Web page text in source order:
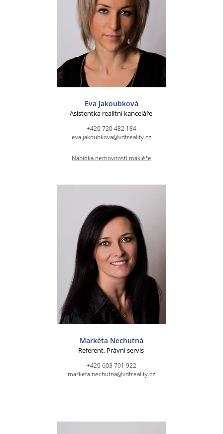
Eva Jakoubková
Asistentka realitní kanceláře
+420 720 482 184
eva.jakoubkova@vdfreality.cz
Nabídka nemovitostí makléře
Markéta Nechutná
Referent, Právní servis
+420 603 791 922
marketa.nechutna@vdfreality.cz